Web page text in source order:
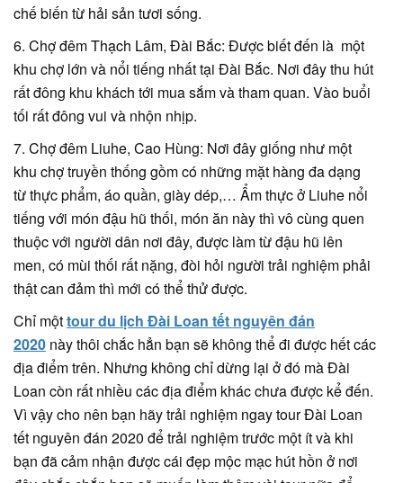
chế biến từ hải sản tươi sống.
6. Chợ đêm Thạch Lâm, Đài Bắc: Được biết đến là một
khu chợ lớn và nổi tiếng nhất tại Đài Bắc. Nơi đây thu hút
rất đông khu khách tới mua sắm và tham quan. Vào buổi
tối rất đông vui và nhộn nhịp.
7. Chợ đêm Liuhe, Cao Hùng: Nơi đây giống như một
khu chợ truyền thống gồm có những mặt hàng đa dạng
từ thực phẩm, áo quần, giày dép,… Ẩm thực ở Liuhe nổi
tiếng với món đậu hũ thối, món ăn này thì vô cùng quen
thuộc với người dân nơi đây, được làm từ đậu hũ lên
men, có mùi thối rất nặng, đòi hỏi người trải nghiệm phải
thật can đảm thì mới có thể thử được.
Chỉ mộttour du lịch Đài Loan tết nguyên đán
2020 này thôi chắc hẳn bạn sẽ không thể đi được hết các
địa điểm trên. Nhưng không chỉ dừng lại ở đó mà Đài
Loan còn rất nhiều các địa điểm khác chưa được kể đến.
Vì vậy cho nên bạn hãy trải nghiệm ngay tour Đài Loan
tết nguyên đán 2020 để trải nghiệm trước một ít và khi
bạn đã cảm nhận được cái đẹp mộc mạc hút hồn ở nơi